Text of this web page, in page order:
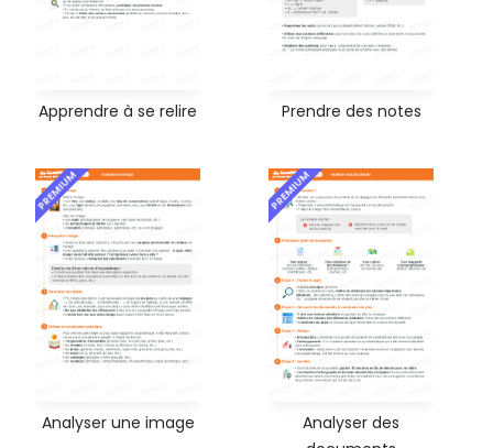
Apprendre à se relire Prendre des notes
PREMIUM
Analyser une image
PREMIUM
Analyser des